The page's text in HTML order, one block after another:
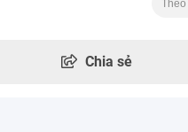
Theo
Chia sẻ